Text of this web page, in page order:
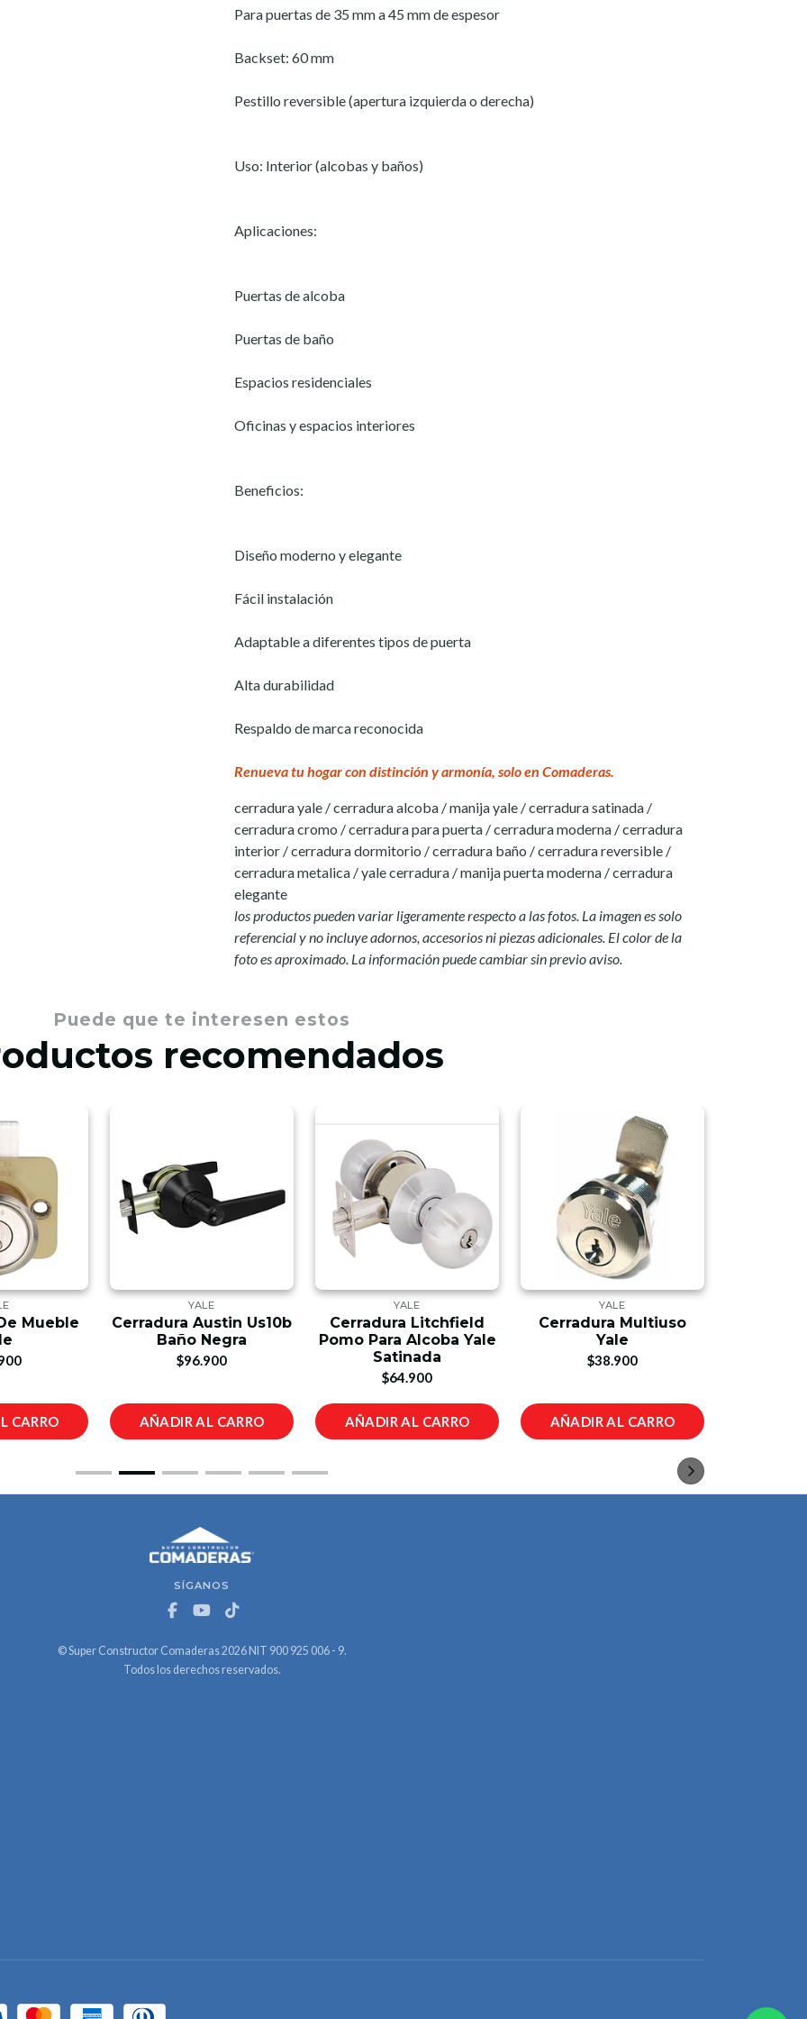
Para puertas de 35 mm a 45 mm de espesor
Backset: 60 mm
Pestillo reversible (apertura izquierda o derecha)
Uso: Interior (alcobas y baños)
Aplicaciones:
Puertas de alcoba
Puertas de baño
Espacios residenciales
Oficinas y espacios interiores
Beneficios:
Diseño moderno y elegante
Fácil instalación
Adaptable a diferentes tipos de puerta
Alta durabilidad
Respaldo de marca reconocida
Renueva tu hogar con distinción y armonía, solo en Comaderas.
cerradura yale / cerradura alcoba / manija yale / cerradura satinada /
cerradura cromo / cerradura para puerta / cerradura moderna / cerradura
interior / cerradura dormitorio / cerradura baño / cerradura reversible /
cerradura metalica / yale cerradura / manija puerta moderna / cerradura
elegante
los productos pueden variar ligeramente respecto a las fotos. La imagen es solo
referencial y no incluye adornos, accesorios ni piezas adicionales. El color de la
foto es aproximado. La información puede cambiar sin previo aviso.
Puede que te interesen estos
recomendados
Mueble
CARRO
YALE
Cerradura Austin Us10b
Baño Negra
$96.900
AÑADIR AL CARRO
YALE
Cerradura Litchfield
Pomo Para Alcoba Yale
Satinada
$64.900
AÑADIR AL CARRO
YALE
Cerradura Multiuso
Yale
$38.900
AÑADIR AL CARRO
SÍGANOS
© Super Constructor Comaderas 2026 NIT 900 925 006 - 9.
Todos los derechos reservados.